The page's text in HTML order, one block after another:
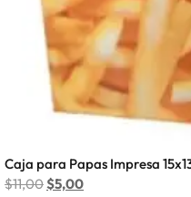
Caja para Papas Impresa
$11,00$5,00